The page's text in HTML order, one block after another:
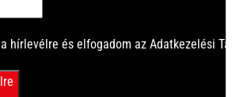
hírlevélre és elfogadom az Adatkezelési